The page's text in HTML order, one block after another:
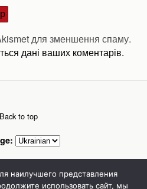
для зменшення спаму.
дані ваших коментарів.
Back to top
Desktop
наилучшего представления
использовать сайт, мы